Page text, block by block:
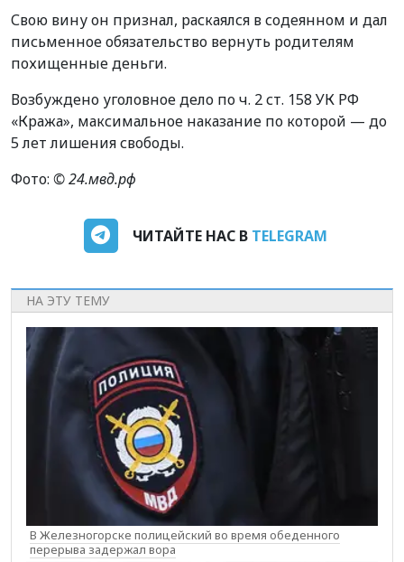
Свою вину он признал, раскаялся в содеянном и дал
письменное обязательство вернуть родителям
похищенные деньги.
Возбуждено уголовное дело по ч. 2 ст. 158 УК РФ
«Кража», максимальное наказание по которой — до
5 лет лишения свободы.
Фото: © 24.мвд.рф
ЧИТАЙТЕ НАС В TELEGRAM
НА ЭТУ ТЕМУ
В Железногорске полицейский во время обеденного
перерыва задержал вора